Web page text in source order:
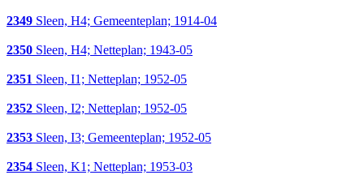
2349 Sleen, H4; Gemeenteplan; 1914-04
2350 Sleen, H4; Netteplan; 1943-05
2351 Sleen, I1; Netteplan; 1952-05
2352 Sleen, I2; Netteplan; 1952-05
2353 Sleen, I3; Gemeenteplan; 1952-05
2354 Sleen, K1; Netteplan; 1953-03